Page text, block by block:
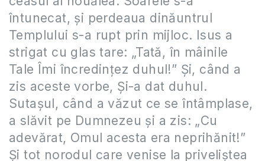
întunecat, şi perdeaua dinăuntrul
Templului s-a rupt prin mijloc. Isus a
strigat cu glas tare: „Tată, în mâinile
Tale Îmi încredinţez duhul!” Şi, când a
zis aceste vorbe, Şi-a dat duhul.
Sutaşul, când a văzut ce se întâmplase,
a slăvit pe Dumnezeu şi a zis: „Cu
adevărat, Omul acesta era neprihănit!”
Şi tot norodul care venise la priveliştea